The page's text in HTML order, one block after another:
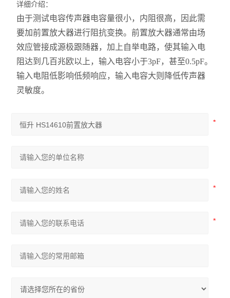
详细介绍：
由于测试电容传声器电容量很小，内阻很高，因此需
要加前置放大器进行阻抗变换。前置放大器通常由场
效应管接成源极跟随器，加上自举电路，使其输入电
阻达到几百兆欧以上，输入电容小于3pF，甚至0.5pF。
输入电阻低影响低频响应，输入电容大则降低传声器
灵敏度。